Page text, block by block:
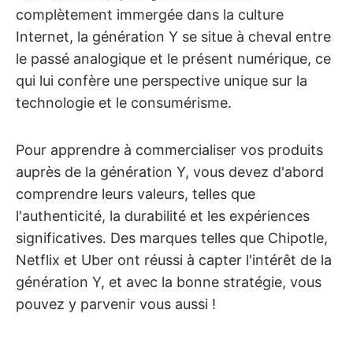
complètement immergée dans la culture
Internet, la génération Y se situe à cheval entre
le passé analogique et le présent numérique, ce
qui lui confère une perspective unique sur la
technologie et le consumérisme.
Pour apprendre à commercialiser vos produits
auprès de la génération Y, vous devez d'abord
comprendre leurs valeurs, telles que
l'authenticité, la durabilité et les expériences
significatives. Des marques telles que Chipotle,
Netflix et Uber ont réussi à capter l'intérêt de la
génération Y, et avec la bonne stratégie, vous
pouvez y parvenir vous aussi !